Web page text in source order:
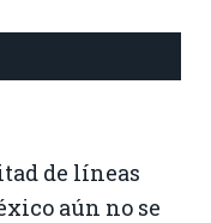
de líneas
aún no se